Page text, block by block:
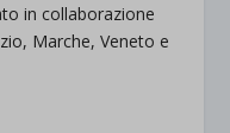
in collaborazione
Marche, Veneto e